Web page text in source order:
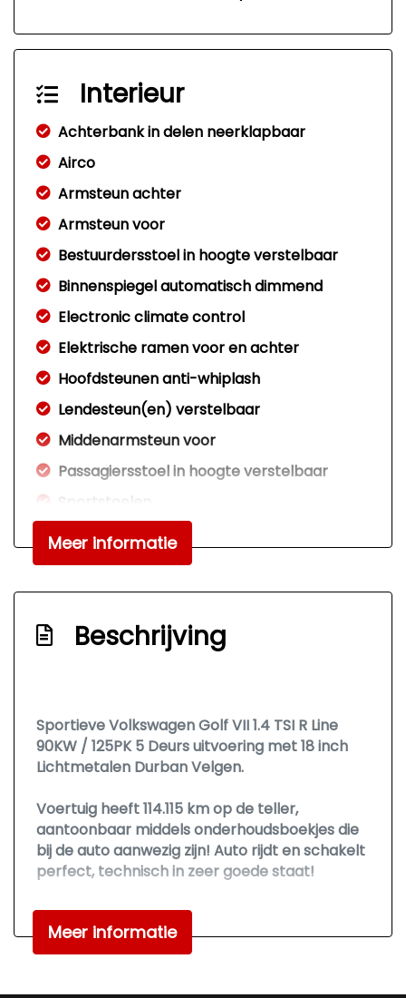
Interieur
Achterbank in delen neerklapbaar
Airco
Armsteun achter
Armsteun voor
Bestuurdersstoel in hoogte verstelbaar
Binnenspiegel automatisch dimmend
Electronic climate control
Elektrische ramen voor en achter
Hoofdsteunen anti-whiplash
Lendesteun(en) verstelbaar
Middenarmsteun voor
Passagiersstoel in hoogte verstelbaar
Sportstoelen
Stoelverwarming
Stuur en versnellingspook (kunst)leder
Stuur leder en multifunctioneel
Stuur verstelbaar
Stuurbekrachtiging snelheidsafhankelijk
Exterieur
Achterruitwisser
Buitenspiegels elektrisch verstel- en
verwarmbaar
Buitenspiegels verwarmbaar
Centrale vergrendeling met
Dakspoiler
Meer informatie
Beschrijving
Sportieve Volkswagen Golf VII 1.4 TSI R Line
90KW / 125PK 5 Deurs uitvoering met 18 inch
Lichtmetalen Durban Velgen.
Voertuig heeft 114.115 km op de teller,
aantoonbaar middels onderhoudsboekjes die
bij de auto aanwezig zijn! Auto rijdt en schakelt
perfect, technisch in zeer goede staat!
Zeer rijk uitgerust met o.a.
Autotelefoonvoorbereiding, Aux, Climate
Controle, Cruise Controle, Elektrische ramen
Meer informatie